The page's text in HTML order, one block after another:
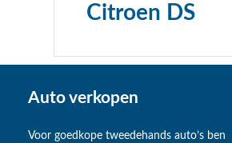
Citroen DS
Auto verkopen
Voor goedkope tweedehands auto’s ben